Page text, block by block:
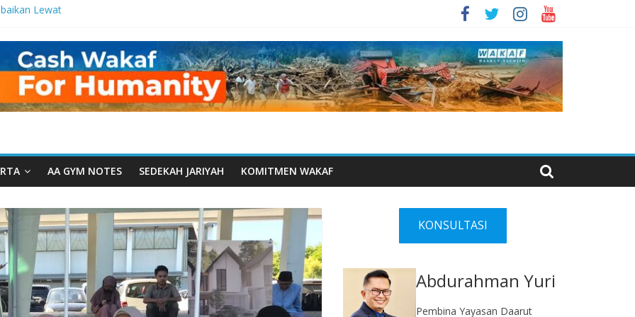
Lewat
Manfaat
dari Serua:
Yayasan
Daarut Tauhiid
Ketika
Wakaf
Wakaf
AA GYM NOTES SEDEKAH JARIYAH KOMITMEN WAKAF
KONSULTASI
Abdurahman Yuri
Pembina Yayasan Daarut